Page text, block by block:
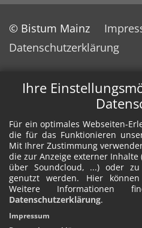
Ihre
Für ein optimales Webseiten-
die für das Funktionieren
Mit Ihrer Zustimmung
die zur Anzeige externer Inhalte
über Soundcloud, ...) oder zu
genutzt werden. Hier
Weitere Informationen
Datenschutzerklärung.
Impressum
© Bistum Mainz
Datenschutzerklärung